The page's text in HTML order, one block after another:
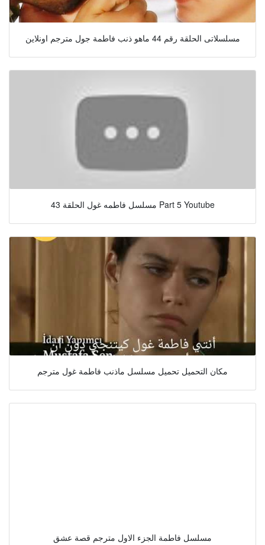
مسلسلاتى الحلقة رقم 44 ماهو ذنب فاطمة جول مترجم اونلاين
مسلسل فاطمه غول الحلقة 43 Part 5 Youtube
مكان التحميل تحميل مسلسل ماذنب فاطمة غول مترجم
مسلسل فاطمة الجزء الاول مترجم قصة عشق